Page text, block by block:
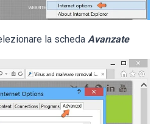
la scheda Avanzate